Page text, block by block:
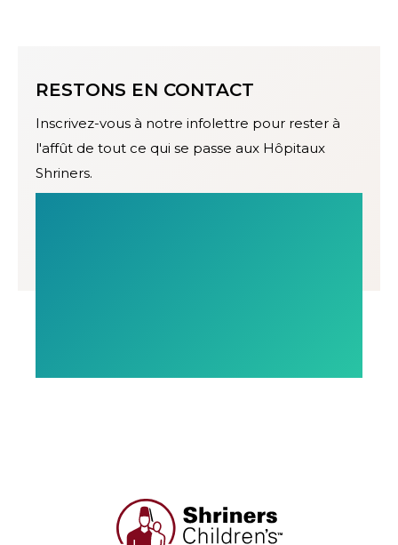
RESTONS EN CONTACT
Inscrivez-vous à notre infolettre pour rester à
l'affût de tout ce qui se passe aux Hôpitaux
Shriners.